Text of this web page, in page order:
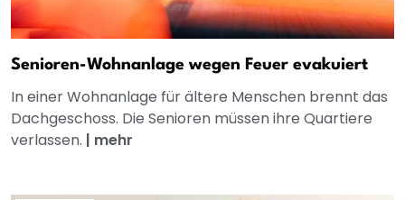
Senioren-Wohnanlage wegen Feuer evakuiert
In einer Wohnanlage für ältere Menschen brennt das
Dachgeschoss. Die Senioren müssen ihre Quartiere
verlassen. | mehr